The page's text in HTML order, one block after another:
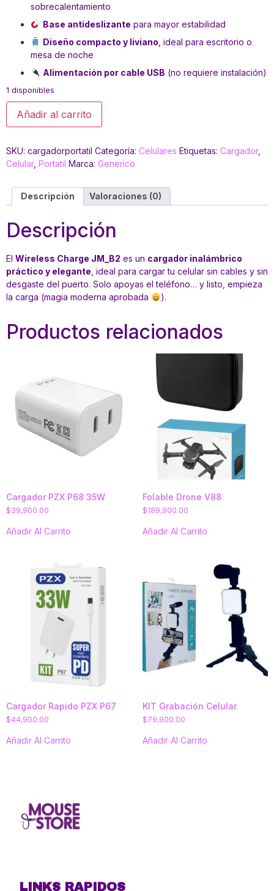
sobrecalentamiento
Base antideslizante para mayor estabilidad
Diseño compacto y liviano , ideal para escritorio o
mesa de noche
Alimentación por cable USB (no requiere instalación)
1 disponibles
Añadir al carrito
SKU: cargadorportatil Categoría: Celulares Etiquetas: Cargador,
Celular, Portatil Marca: Generico
Descripción Valoraciones (0)
Descripción
El Wireless Charge JM_B2 es un cargador inalámbrico
práctico y elegante , ideal para cargar tu celular sin cables y sin
desgaste del puerto. Solo apoyas el teléfono… y listo, empieza
la carga (magia moderna aprobada
).
Productos relacionados
Cargador PZX P68 35W
$39,900.00
Añadir Al Carrito
Folable Drone V88
$189,900.00
Añadir Al Carrito
Cargador Rapido PZX P67
$44,900.00
Añadir Al Carrito
KIT Grabación Celular
$79,900.00
Añadir Al Carrito
LINKS RAPIDOS